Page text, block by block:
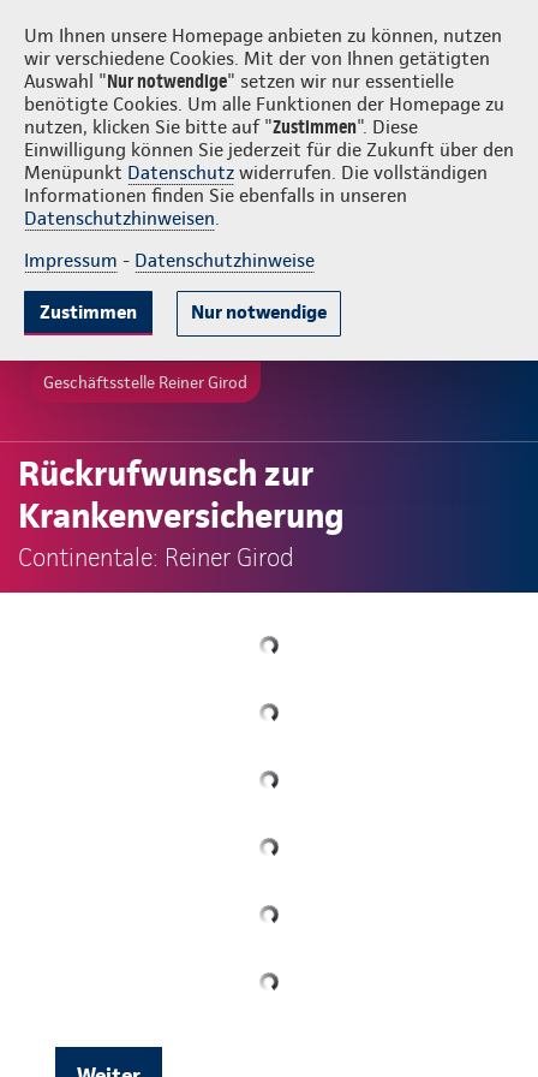
Um Ihnen unsere Homepage anbieten zu können, nutzen
wir verschiedene Cookies. Mit der von Ihnen getätigten
Auswahl "Nur notwendige" setzen wir nur essentielle
benötigte Cookies. Um alle Funktionen der Homepage zu
nutzen, klicken Sie bitte auf "Zustimmen". Diese
Einwilligung können Sie jederzeit für die Zukunft über den
Menüpunkt Datenschutz widerrufen. Die vollständigen
Informationen finden Sie ebenfalls in unseren
Datenschutzhinweisen.
Impressum - Datenschutzhinweise
Zustimmen Nur notwendige
Reiner Girod Login
Geschäftsstelle Reiner Girod
Rückrufwunsch zur
Krankenversicherung
Continentale: Reiner Girod